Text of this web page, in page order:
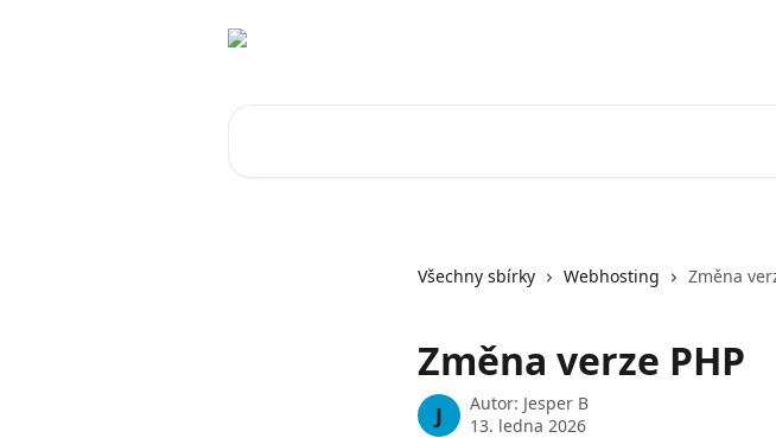
Všechny sbírky Webhosting Změna
Změna verze PHP
J Autor: Jesper B
13. ledna 2026